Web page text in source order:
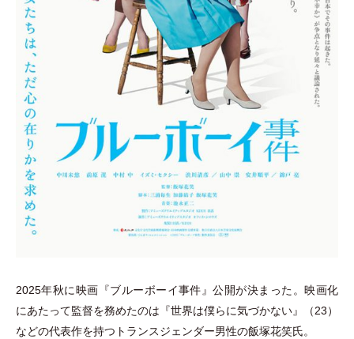
2025年秋に映画『ブルーボーイ事件』公開が決まった。映画化
にあたって監督を務めたのは『世界は僕らに気づかない』
（23）
などの代表作を持つトランスジェンダー男性の飯塚花笑氏。